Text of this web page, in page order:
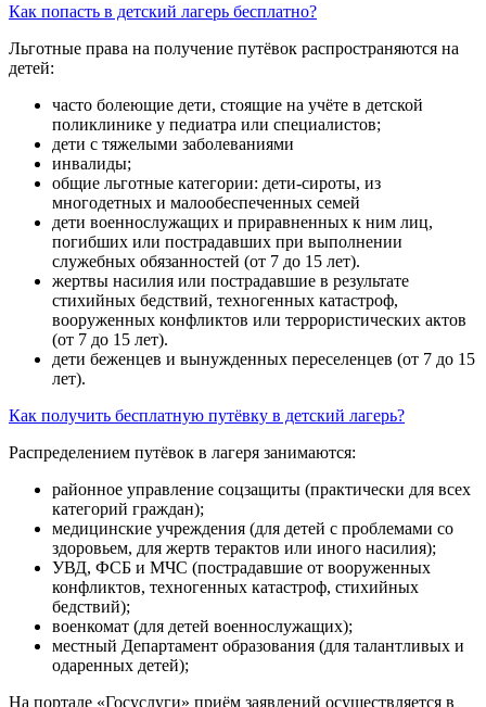
Как попасть в детский лагерь бесплатно?
Льготные права на получение путёвок распространяются на
детей:
часто болеющие дети, стоящие на учёте в детской
поликлинике у педиатра или специалистов;
дети с тяжелыми заболеваниями
инвалиды;
общие льготные категории: дети-сироты, из
многодетных и малообеспеченных семей
дети военнослужащих и приравненных к ним лиц,
погибших или пострадавших при выполнении
служебных обязанностей (от 7 до 15 лет).
жертвы насилия или пострадавшие в результате
стихийных бедствий, техногенных катастроф,
вооруженных конфликтов или террористических актов
(от 7 до 15 лет).
дети беженцев и вынужденных переселенцев (от 7 до 15
лет).
Как получить бесплатную путёвку в детский лагерь?
Распределением путёвок в лагеря занимаются:
районное управление соцзащиты (практически для всех
категорий граждан);
медицинские учреждения (для детей с проблемами со
здоровьем, для жертв терактов или иного насилия);
УВД, ФСБ и МЧС (пострадавшие от вооруженных
конфликтов, техногенных катастроф, стихийных
бедствий);
военкомат (для детей военнослужащих);
местный Департамент образования (для талантливых и
одаренных детей);
На портале «Госуслуги» приём заявлений осуществляется в